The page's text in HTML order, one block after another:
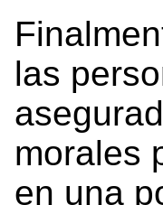
las
morales
en una